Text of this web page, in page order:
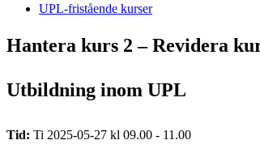
UPL-fristående kurser
Hantera kurs 2 – Revidera
Utbildning inom UPL
Tid: Ti 2025-05-27 kl 09.00 - 11.00